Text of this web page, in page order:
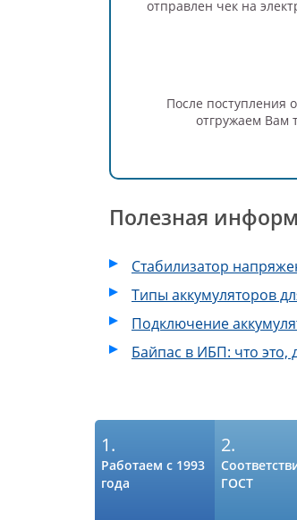
отправлен чек на
После поступления
отгружаем Вам
Полезная
Стабилизатор
Типы аккумуляторов
Подключение
Байпас в ИБП: что это,
1.
Работаем с 1993
года
2.
ГОСТ